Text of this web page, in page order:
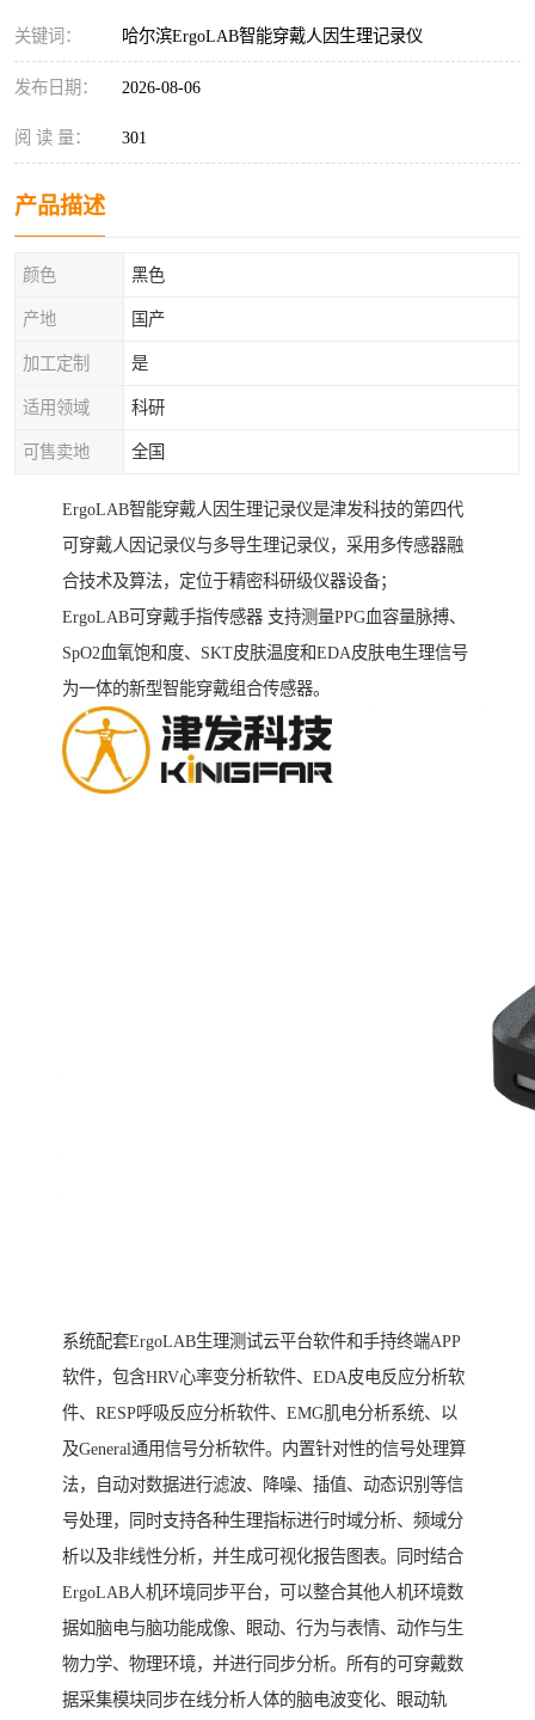
关键词： 哈尔滨ErgoLAB智能穿戴人因生理记录仪
发布日期： 2026-08-06
阅 读 量： 301
产品描述
颜色 黑色
产地 国产
加工定制 是
适用领域 科研
可售卖地 全国
ErgoLAB智能穿戴人因生理记录仪是津发科技的第四代
可穿戴人因记录仪与多导生理记录仪，采用多传感器融
合技术及算法，定位于精密科研级仪器设备；
ErgoLAB可穿戴手指传感器 支持测量PPG血容量脉搏、
SpO2血氧饱和度、SKT皮肤温度和EDA皮肤电生理信号
为一体的新型智能穿戴组合传感器。
系统配套ErgoLAB生理测试云平台软件和手持终端APP
软件，包含HRV心率变分析软件、EDA皮电反应分析软
件、RESP呼吸反应分析软件、EMG肌电分析系统、以
及General通用信号分析软件。内置针对性的信号处理算
法，自动对数据进行滤波、降噪、插值、动态识别等信
号处理，同时支持各种生理指标进行时域分析、频域分
析以及非线性分析，并生成可视化报告图表。同时结合
ErgoLAB人机环境同步平台，可以整合其他人机环境数
据如脑电与脑功能成像、眼动、行为与表情、动作与生
物力学、物理环境，并进行同步分析。所有的可穿戴数
据采集模块同步在线分析人体的脑电波变化、眼动轨